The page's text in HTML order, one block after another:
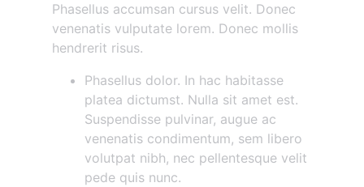
Phasellus accumsan cursus velit. Donec
venenatis vulputate lorem. Donec mollis
hendrerit risus.
Phasellus dolor. In hac habitasse
platea dictumst. Nulla sit amet est.
Suspendisse pulvinar, augue ac
venenatis condimentum, sem libero
volutpat nibh, nec pellentesque velit
pede quis nunc.